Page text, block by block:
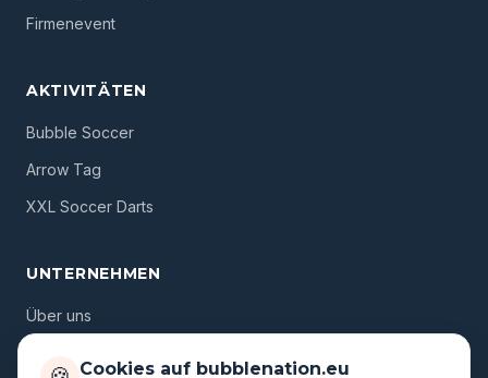
Firmenevent
AKTIVITÄTEN
Bubble Soccer
Arrow Tag
XXL Soccer Darts
UNTERNEHMEN
Über uns
Cookies auf bubblenation.eu